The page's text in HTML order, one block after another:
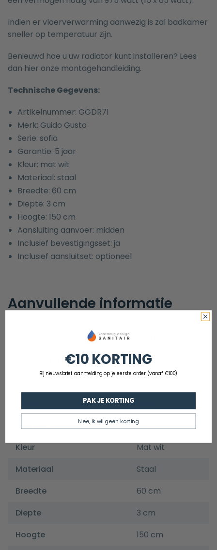
Indien er vloerverwarming aanwezig is zal badkamer
sneller op temperatuur zijn.
Benieuwd hoe u uw radiator kunt installeren? Lees
dan hier onze montagehandleiding.
Technische Gegevens:
Artikelnummer: GGDR71
Merk: Guido Gusto
Serie: sofia
Garantie: 5 jaar
Kleur: mat wit
Materiaal: staal
Breedte: 60 cm
Diepte: 3 cm
Hoogte: 150 cm
Aansluiting aanvoer: midden
Inclusief bevestigingsset: ja
Inclusief aansluitset: optioneel
Aanvullende informatie
Artikelnummer
GGDR71
5 jaar
Kleur
Mat wit
Materiaal
Staal
Breedte
60 cm
Diepte
3 cm
Hoogte
150 cm
€10 KORTING
Bij nieuwsbrief aanmelding op je eerste order (vanaf €100)
PAK JE KORTING
Nee, ik wil geen korting